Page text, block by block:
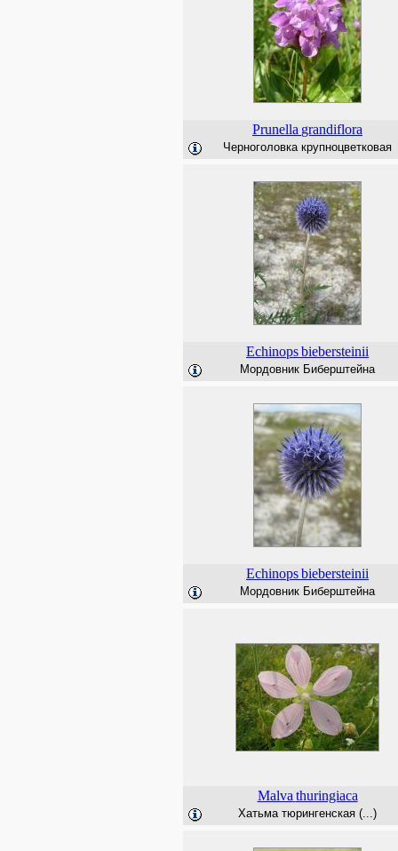
Prunella grandiflora
Черноголовка крупноцветковая
Echinopsbiebersteinii
Мордовник Биберштейна
Echinopsbiebersteinii
Мордовник Биберштейна
Malva thuringiaca
Хатьма тюрингенская (...)